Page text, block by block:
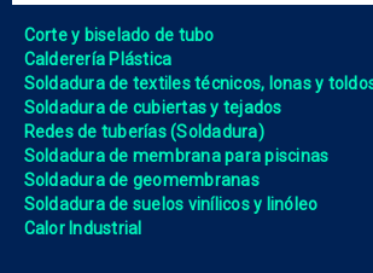
Corte y biselado de tubo
Calderería Plástica
Soldadura de textiles técnicos, lonas y
Soldadura de cubiertas y tejados
Redes de tuberías (Soldadura)
Soldadura de membrana para piscinas
Soldadura de geomembranas
Soldadura de suelos vinílicos y linóleo
Calor Industrial